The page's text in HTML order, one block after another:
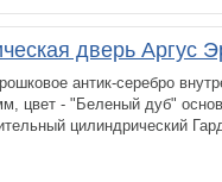
дверь Аргус
антик-серебро
цвет - "Беленый дуб"
цилиндрический